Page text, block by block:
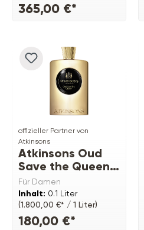
365,00 €*
offizieller Partner von
Atkinsons
Atkinsons Oud
Save the Queen
EDP
Für Damen
Inhalt: 0.1 Liter
(1.800,00 €* / 1 Liter)
180,00 €*